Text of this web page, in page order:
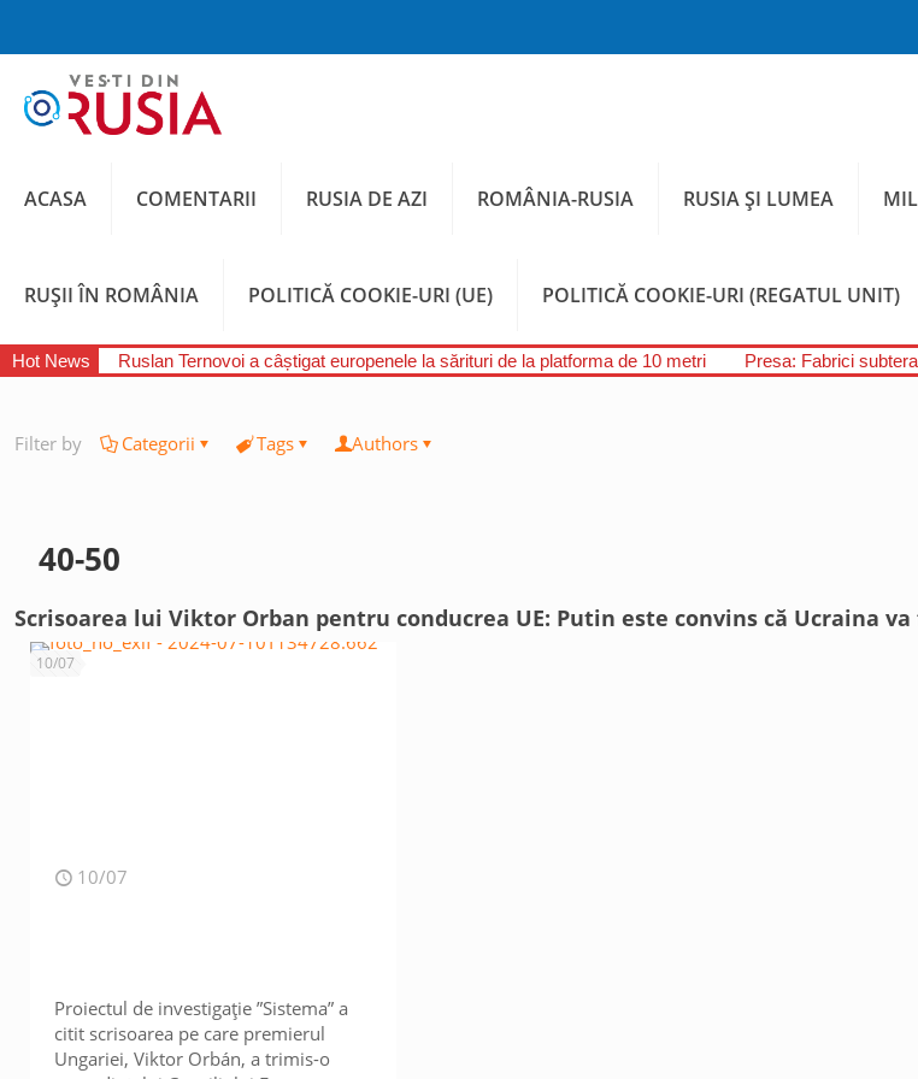
ACASA COMENTARII RUSIA DE AZI ROMÂNIA-RUSIA RUSIA ȘI LUMEA
RUȘII ÎN ROMÂNIA POLITICĂ COOKIE-URI (UE) POLITICĂ COOKIE-URI (REGATUL UNIT)
Hot News Ruslan Ternovoi a câștigat europenele la sărituri de la platforma de 10 metri Presa: Fabrici
Filter by Categorii Tags Authors
40-50
Scrisoarea lui Viktor Orban pentru conducrea UE: Putin este convins că Ucraina
10/07
10/07
Proiectul de investigație ”Sistema” a
citit scrisoarea pe care premierul
Ungariei, Viktor Orbán, a trimis-o